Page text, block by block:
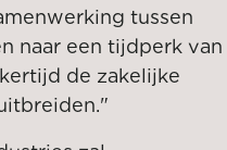
tussen
naar een tijdperk van
de zakelijke